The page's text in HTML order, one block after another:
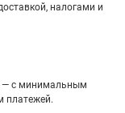
налогами и
— с минимальным
платежей.